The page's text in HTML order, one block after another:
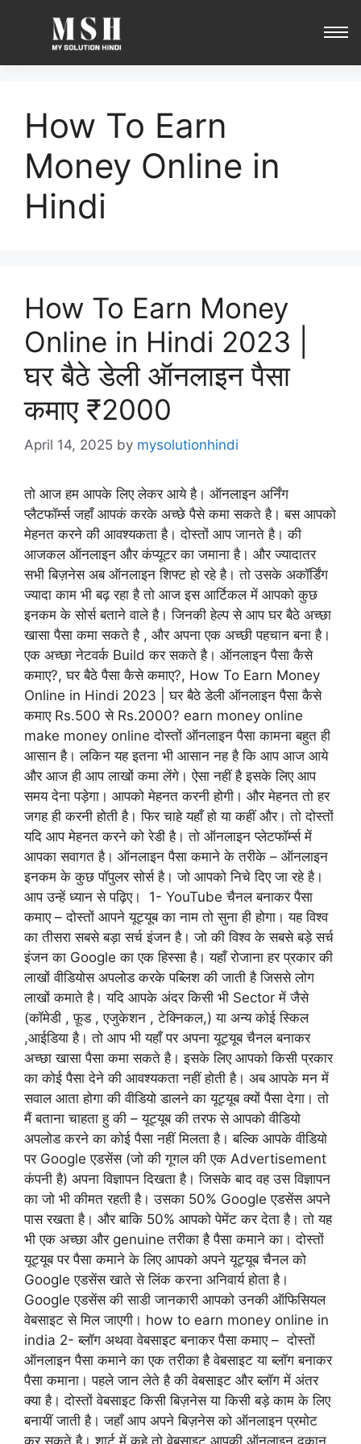
How To Earn
Money Online in
Hindi
How To Earn Money
Online in Hindi 2023 |
घर बैठे डेली ऑनलाइन पैसा
कमाए ₹2000
April 14, 2025 by mysolutionhindi
तो आज हम आपके लिए लेकर आये है। ऑनलाइन अर्निंग
प्लैटफॉर्म्स जहाँ आपकं करके अच्छे पैसे कमा सकते है। बस आपको
मेहनत करने की आवश्यकता है। दोस्तों आप जानते है। की
आजकल ऑनलाइन और कंप्यूटर का जमाना है। और ज्यादातर
सभी बिज़नेस अब ऑनलाइन शिफ्ट हो रहे है। तो उसके अकॉर्डिंग
ज्यादा काम भी बढ़ रहा है तो आज इस आर्टिकल में आपको कुछ
इनकम के सोर्स बताने वाले है। जिनकी हेल्प से आप घर बैठे अच्छा
खासा पैसा कमा सकते है , और अपना एक अच्छी पहचान बना है।
एक अच्छा नेटवर्क Build कर सकते है। ऑनलाइन पैसा कैसे
कमाए?, घर बैठे पैसा कैसे कमाए?, How To Earn Money
Online in Hindi 2023 | घर बैठे डेली ऑनलाइन पैसा कैसे
कमाए Rs.500 से Rs.2000? earn money online
make money online दोस्तों ऑनलाइन पैसा कामना बहुत ही
आसान है। लकिन यह इतना भी आसान नह है कि आप आज आये
और आज ही आप लाखों कमा लेंगे। ऐसा नहीं है इसके लिए आप
समय देना पड़ेगा। आपको मेहनत करनी होगी। और मेहनत तो हर
जगह ही करनी होती है। फिर चाहे यहाँ हो या कहीं और। तो दोस्तों
यदि आप मेहनत करने को रेडी है। तो ऑनलाइन प्लेटफॉर्म्स में
आपका सवागत है। ऑनलाइन पैसा कमाने के तरीके – ऑनलाइन
इनकम के कुछ पॉपुलर सोर्स है। जो आपको निचे दिए जा रहे है।
आप उन्हें ध्यान से पढ़िए। 1- YouTube चैनल बनाकर पैसा
कमाए – दोस्तों आपने यूट्यूब का नाम तो सुना ही होगा। यह विश्व
का तीसरा सबसे बड़ा सर्च इंजन है। जो की विश्व के सबसे बड़े सर्च
इंजन का Google का एक हिस्सा है। यहाँ रोजाना हर प्रकार की
लाखों वीडियोस अपलोड करके पब्लिश की जाती है जिससे लोग
लाखों कमाते है। यदि आपके अंदर किसी भी Sector में जैसे
(कॉमेडी , फ़ूड , एजुकेशन , टेक्निकल,) या अन्य कोई स्किल
,आईडिया है। तो आप भी यहाँ पर अपना यूट्यूब चैनल बनाकर
अच्छा खासा पैसा कमा सकते है। इसके लिए आपको किसी प्रकार
का कोई पैसा देने की आवश्यकता नहीं होती है। अब आपके मन में
सवाल आता होगा की वीडियो डालने का यूट्यूब क्यों पैसा देगा। तो
मैं बताना चाहता हु की – यूट्यूब की तरफ से आपको वीडियो
अपलोड करने का कोई पैसा नहीं मिलता है। बल्कि आपके वीडियो
पर Google एडसेंस (जो की गूगल की एक Advertisement
कंपनी है) अपना विज्ञापन दिखता है। जिसके बाद वह उस विज्ञापन
का जो भी कीमत रहती है। उसका 50% Google एडसेंस अपने
पास रखता है। और बाकि 50% आपको पेमेंट कर देता है। तो यह
भी एक अच्छा और genuine तरीका है पैसा कमाने का। दोस्तों
यूट्यूब पर पैसा कमाने के लिए आपको अपने यूट्यूब चैनल को
Google एडसेंस खाते से लिंक करना अनिवार्य होता है।
Google एडसेंस की साडी जानकारी आपको उनकी ऑफिसियल
वेबसाइट से मिल जाएगी। how to earn money online in
india 2- ब्लॉग अथवा वेबसाइट बनाकर पैसा कमाए – दोस्तों
ऑनलाइन पैसा कमाने का एक तरीका है वेबसाइट या ब्लॉग बनाकर
पैसा कमाना। पहले जान लेते है की वेबसाइट और ब्लॉग में अंतर
क्या है। दोस्तों वेबसाइट किसी बिज़नेस या किसी बड़े काम के लिए
बनायीं जाती है। जहाँ आप अपने बिज़नेस को ऑनलाइन प्रमोट